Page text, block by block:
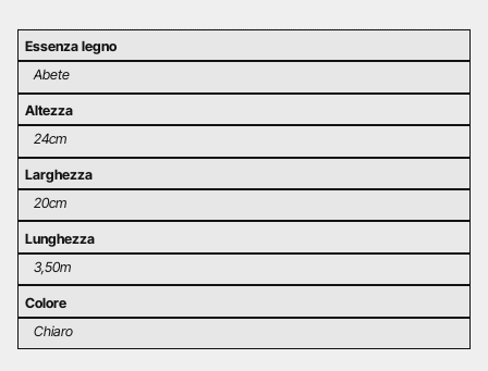
Essenza legno
Abete
Altezza
24cm
Larghezza
20cm
Lunghezza
3,50m
Colore
Chiaro